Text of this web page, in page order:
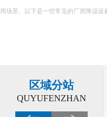
区域分站
QUYUFENZHAN